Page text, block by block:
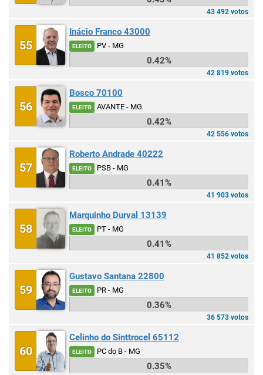
43 492 votos
55
Inácio Franco 43000
ELEITO PV - MG
0.42%
42 819 votos
56
Bosco 70100
ELEITO AVANTE - MG
0.42%
42 556 votos
57
Roberto Andrade 40222
ELEITO PSB - MG
0.41%
41 903 votos
58
Marquinho Durval 13139
ELEITO PT - MG
0.41%
41 852 votos
59
Gustavo Santana 22800
ELEITO PR - MG
0.36%
36 573 votos
60
Celinho do Sinttrocel 65112
ELEITO PC do B - MG
0.35%